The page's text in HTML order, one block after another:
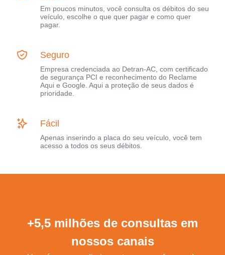
Em poucos minutos, você consulta os débitos do seu
veículo, escolhe o que quer pagar e como quer
pagar.
Seguro
Empresa credenciada ao Detran-AC, com certificado
de segurança PCI e reconhecimento do Reclame
Aqui e Google. Aqui a proteção de seus dados é
prioridade.
Fácil
Apenas inserindo a placa do seu veículo, você tem
acesso a todos os seus débitos.
+5,5 milhões de consultas em
nossos canais